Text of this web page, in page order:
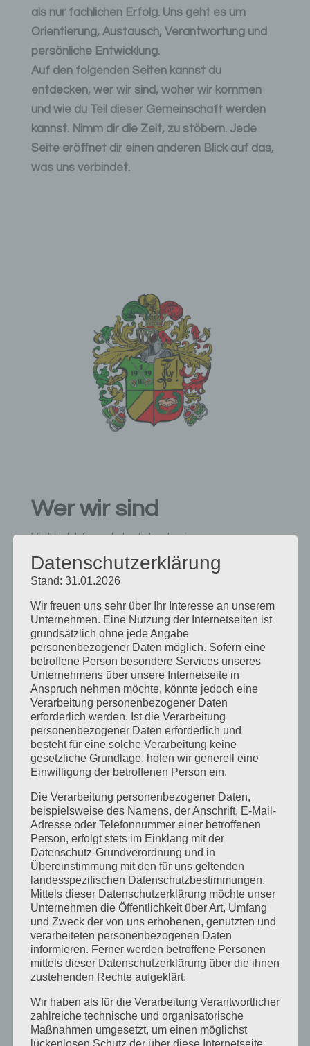
als nur fachlichen Erfolg. Uns geht es um
Orientierung, Austausch, Verantwortung und
persönliche Entwicklung.
Auf den folgenden Seiten kannst du
entdecken, wer wir sind, woher wir kommen
und wie du Teil dieser Gemeinschaft werden
kannst. Nimm dir die Zeit, zu stöbern. Jede
Seite eröffnet dir einen anderen Blick auf das,
was uns verbindet.
Wer wir sind
Vielleicht fragst du dich, ob eine
Gemeinschaft wie unsere zu dir passt. Diese
Seite gibt dir eine ehrliche Antwort. Du lernst
Verantwortung übernehmen wollen und ihren
Studienweg nicht nur als Ausbildung, sondern
als prägende Lebensphase verstehen. Hier
erfährst du, welche Werte uns leiten, wie wir
miteinander umgehen und warum persönliches
Wachstum für uns ebenso wichtig ist wie
akademische Leistung.
5
MEHR ERFAHREN
Unsere Geschichte
Nichts entsteht zufällig. Auch wir nicht. Unsere
Geschichte erzählt von Aufbruch, Wandel und
Generationen von Studenten Verantwortung
übernommen haben und warum ihre
Datenschutzerklärung
Stand: 31.01.2026
Wir freuen uns sehr über Ihr Interesse an unserem
Unternehmen. Eine Nutzung der Internetseiten ist
grundsätzlich ohne jede Angabe
personenbezogener Daten möglich. Sofern eine
betroffene Person besondere Services unseres
Unternehmens über unsere Internetseite in
Anspruch nehmen möchte, könnte jedoch eine
Verarbeitung personenbezogener Daten
erforderlich werden. Ist die Verarbeitung
personenbezogener Daten erforderlich und
besteht für eine solche Verarbeitung keine
gesetzliche Grundlage, holen wir generell eine
Einwilligung der betroffenen Person ein.
Die Verarbeitung personenbezogener Daten,
beispielsweise des Namens, der Anschrift, E-Mail-
Adresse oder Telefonnummer einer betroffenen
Person, erfolgt stets im Einklang mit der
Datenschutz-Grundverordnung und in
Übereinstimmung mit den für uns geltenden
landesspezifischen Datenschutzbestimmungen.
Mittels dieser Datenschutzerklärung möchte unser
Unternehmen die Öffentlichkeit über Art, Umfang
und Zweck der von uns erhobenen, genutzten und
verarbeiteten personenbezogenen Daten
informieren. Ferner werden betroffene Personen
mittels dieser Datenschutzerklärung über die ihnen
zustehenden Rechte aufgeklärt.
Wir haben als für die Verarbeitung Verantwortlicher
zahlreiche technische und organisatorische
Maßnahmen umgesetzt, um einen möglichst
lückenlosen Schutz der über diese Internetseite